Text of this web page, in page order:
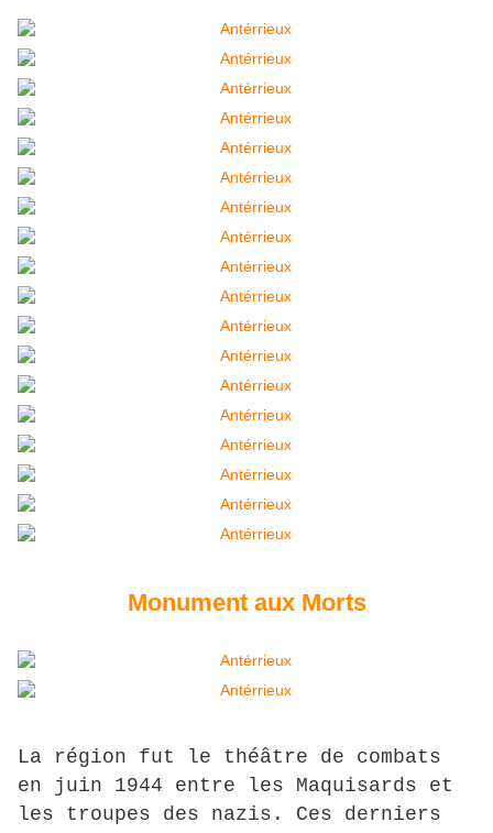
Monument aux Morts
La région fut le théâtre de combats
en juin 1944 entre les Maquisards et
les troupes des nazis. Ces derniers